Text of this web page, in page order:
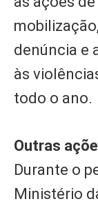
denúncia e
às
todo o ano.
Outras
Durante o
Ministério